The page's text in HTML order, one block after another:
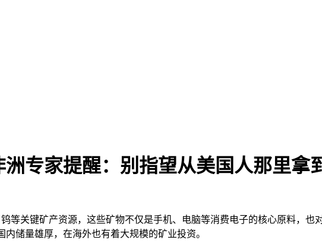
专家提醒：别指望从美国人那里拿
等关键矿产资源，这些矿物不仅是手机、电脑等消费电子的核心原料，
储量雄厚，在海外也有着大规模的矿业投资。